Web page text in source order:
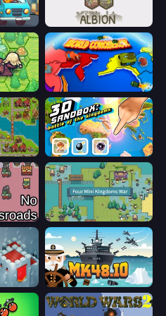
Settlers of Albion
World Conqueror
3D Sandbox: Battle of the Kingdoms
Four Mini Kingdoms War
North Kingdom: Siege Castle Mk48.io